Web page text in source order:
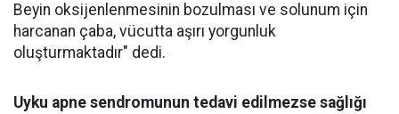
Beyin oksijenlenmesinin bozulması ve solunum için
harcanan çaba, vücutta aşırı yorgunluk
oluşturmaktadır" dedi.
Uyku apne sendromunun tedavi edilmezse sağlığı